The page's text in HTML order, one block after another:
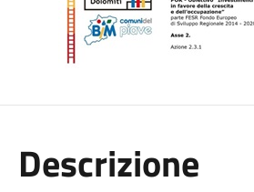
Descrizione